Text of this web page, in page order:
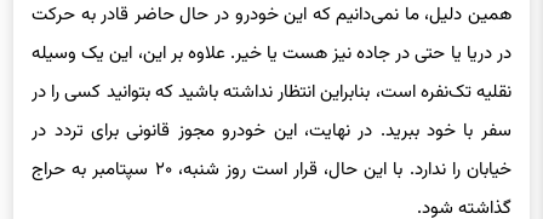
همین دلیل، ما نمی‌دانیم که این خودرو در حال حاضر قادر به حرکت
در دریا یا حتی در جاده نیز هست یا خیر. علاوه بر این، این یک وسیله
نقلیه تک‌نفره است، بنابراین انتظار نداشته باشید که بتوانید کسی را در
سفر با خود ببرید. در نهایت، این خودرو مجوز قانونی برای تردد در
خیابان را ندارد. با این حال، قرار است روز شنبه، ۲۰ سپتامبر به حراج
گذاشته شود.